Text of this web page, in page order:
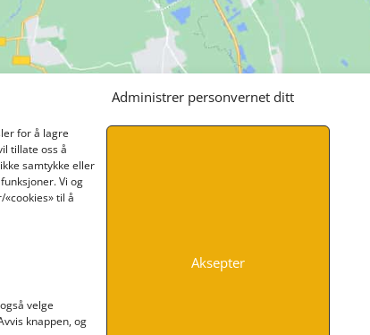
Administrer personvernet ditt
for å lagre
tillate oss å
samtykke eller
Vi og
til å
velge
knappen, og
Aksepter
INFORMASJON